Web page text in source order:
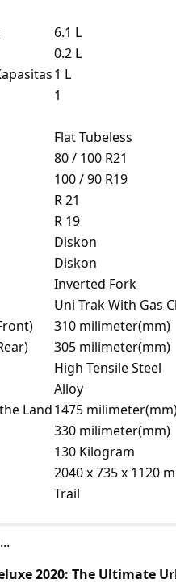
6.1 L
0.2 L
1 L
1
Flat Tubeless
80 / 100 R21
100 / 90 R19
R 21
R 19
Diskon
Diskon
Inverted Fork
Uni Trak With Gas
310 milimeter(mm)
305 milimeter(mm)
High Tensile Steel
Alloy
Land1475
330 milimeter(mm)
130 Kilogram
2040 x 735 x 1120
Trail
2020: The Ultimate